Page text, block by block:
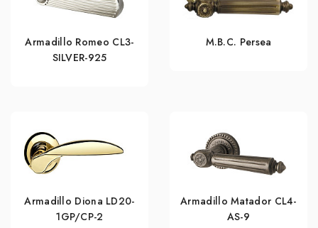
Armadillo Romeo CL3-
SILVER-925
M.B.C. Persea
Armadillo Diona LD20-
1GP/CP-2
Armadillo Matador CL4-
AS-9